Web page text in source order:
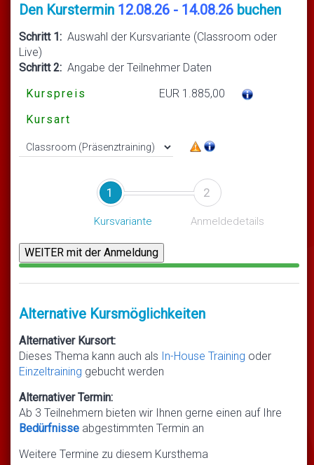
Den Kurstermin 12.08.26 - 14.08.26 buchen
Schritt 1: Auswahl der Kursvariante (Classroom oder
Live)
Schritt 2: Angabe der Teilnehmer Daten
Kurspreis
EUR 1.885,00
Kursart
1
Kursvariante
2
Anmeldedetails
Alternative Kursmöglichkeiten
Alternativer Kursort:
Dieses Thema kann auch als In-House Training oder
Einzeltraining gebucht werden
Alternativer Termin:
Ab 3 Teilnehmern bieten wir Ihnen gerne einen auf Ihre
Bedürfnisse abgestimmten Termin an
Weitere Termine zu diesem Kursthema